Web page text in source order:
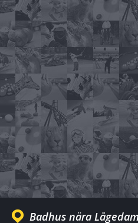
Badhus nära